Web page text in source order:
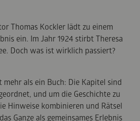
Thomas Kockler lädt zu einem
ein. Im Jahr 1924 stirbt Theresa
Doch was ist wirklich passiert?
mehr als ein Buch: Die Kapitel sind
und um die Geschichte zu
Hinweise kombinieren und Rätsel
Ganze als gemeinsames Erlebnis